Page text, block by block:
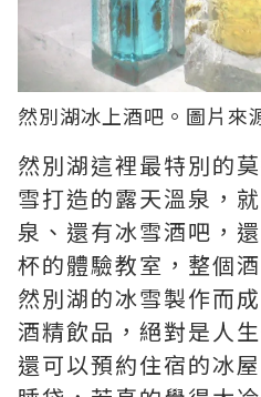
然別湖冰上酒吧。圖片來
然別湖這裡最特別的
雪打造的露天溫泉，
泉、還有冰雪酒吧，
杯的體驗教室，整個
然別湖的冰雪製作而
酒精飲品，絕對是人
還可以預約住宿的冰